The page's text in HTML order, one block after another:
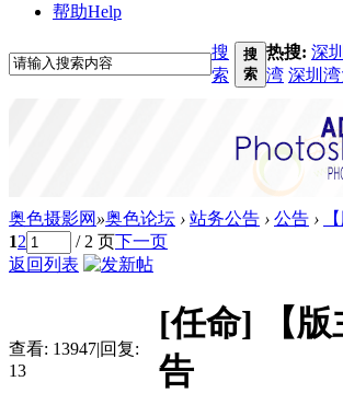
帮助Help
搜
索
搜
索
热搜: 深
湾 深圳
奥色摄影网 »奥色论坛 › 站务公告 › 公告 ›
12 / 2 页下一页
返回列表
查看: 13947|回复:
13
[任命]
【
告